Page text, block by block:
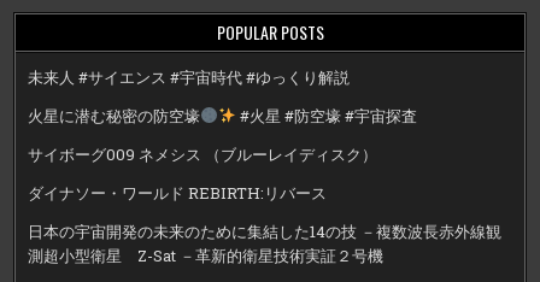
POPULAR POSTS
未来人 #サイエンス #宇宙時代 #ゆっくり解説
火星に潜む秘密の防空壕
#火星 #防空壕 #宇宙探査
サイボーグ009 ネメシス （ブルーレイディスク）
ダイナソー・ワールド REBIRTH:リバース
日本の宇宙開発の未来のために集結した14の技 －複数波長赤外線観
測超小型衛星 Z-Sat －革新的衛星技術実証２号機